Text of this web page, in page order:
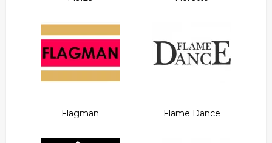
Flagman Flame Dance